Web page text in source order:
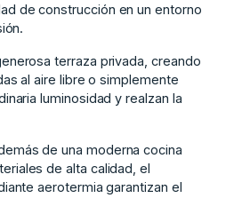
de construcción en un entorno
terraza privada, creando
al aire libre o simplemente
luminosidad y realzan la
de una moderna cocina
de alta calidad, el
aerotermia garantizan el